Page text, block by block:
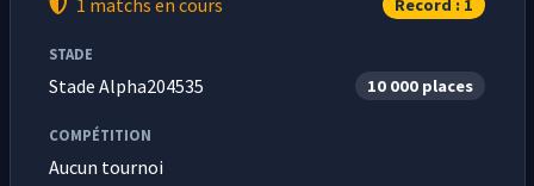
1 matchs en cours Record : 1
STADE
Stade Alpha204535 10 000 places
COMPÉTITION
Aucun tournoi